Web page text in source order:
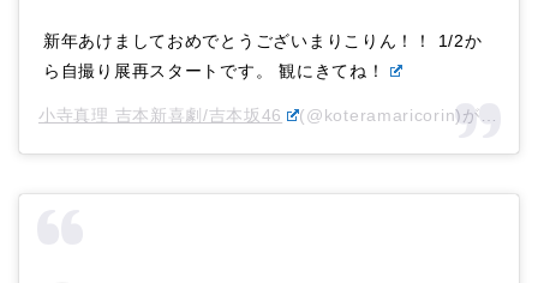
新年あけましておめでとうございまりこりん！！ 1/2か
ら自撮り展再スタートです。 観にきてね！
小寺真理 吉本新喜劇/吉本坂46 (@koteramaricorin)がシェアした投稿 –